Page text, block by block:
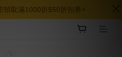
領取滿1000折$50折扣券⚡️